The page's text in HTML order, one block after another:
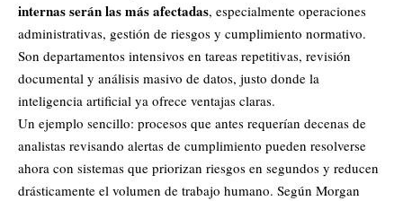
internas serán las más afectadas, especialmente operaciones
administrativas, gestión de riesgos y cumplimiento normativo.
Son departamentos intensivos en tareas repetitivas, revisión
documental y análisis masivo de datos, justo donde la
inteligencia artificial ya ofrece ventajas claras.
Un ejemplo sencillo: procesos que antes requerían decenas de
analistas revisando alertas de cumplimiento pueden resolverse
ahora con sistemas que priorizan riesgos en segundos y reducen
drásticamente el volumen de trabajo humano. Según Morgan